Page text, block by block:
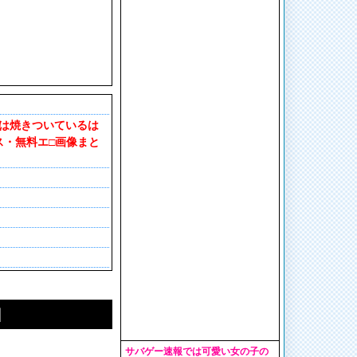
焼きついているは
無料エ□画像まと
サバゲー速報では可愛い女の子の